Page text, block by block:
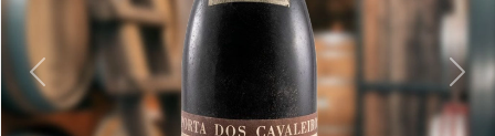
Previous